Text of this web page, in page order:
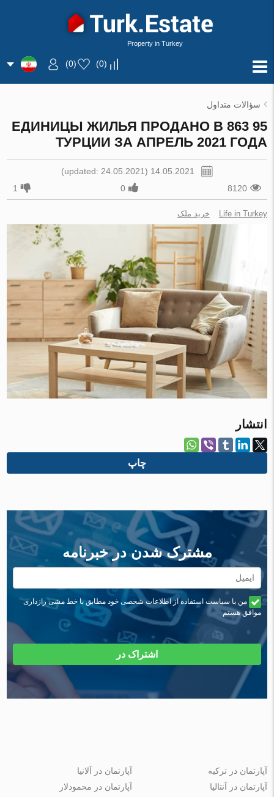
Property in Turkey
(
0
)
(
0
)
سؤالات متداول
95 863 ЕДИНИЦЫ ЖИЛЬЯ ПРОДАНО В
ТУРЦИИ ЗА АПРЕЛЬ 2021 ГОДА
14.05.2021 (updated: 24.05.2021)
8120
0
1
Life in Turkey خرید ملک
انتشار
چاپ
مشترک شدن در خبرنامه
من با سیاست استفاده از اطلاعات شخصی خود مطابق با خط مشی رازداری
موافق هستم
اشتراک در
آپارتمان در ترکیه
آپارتمان در آنتالیا
آپارتمان در آلانیا
آپارتمان در محمودلار